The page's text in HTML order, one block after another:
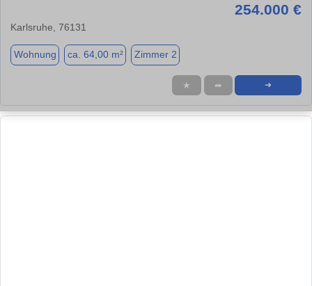
254.000 €
Karlsruhe, 76131
Wohnung ca. 64,00 m² Zimmer 2
★ ➦ ➜